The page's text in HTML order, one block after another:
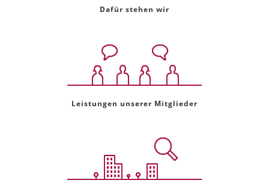
Dafür stehen wir
Leistungen unserer Mitglieder